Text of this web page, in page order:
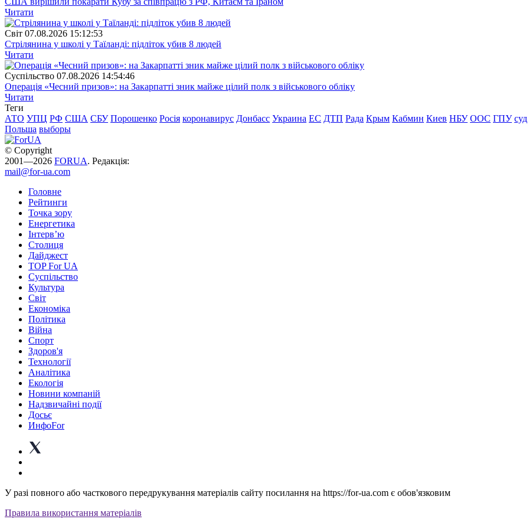
Читати
Свiт 07.08.2026 15:12:53
Стрілянина у школі у Таїланді: підліток убив 8 людей
Читати
Суспiльство 07.08.2026 14:54:46
Операція «Чесний призов»: на Закарпатті зник майже цілий полк з військового обліку
Читати
Теги
АТО УПЦ РФ США СБУ Порошенко Росія коронавирус Донбасс Украина ЕС ДТП Рада Крым Кабмин Киев НБУ ООС ГПУ суд
Польша выборы
© Copyright
2001—2026 FORUA. Редакція:
mail@for-ua.com
Головне
Рейтинги
Точка зору
Енергетика
Інтерв’ю
Столиця
Дайджест
TOP For UA
Суспiльство
Культура
Світ
Економіка
Політика
Війна
Спорт
Здоров'я
Технології
Аналітика
Екологія
Новини компаній
Надзвичайні події
Досьє
ИнфоFor
У разі повного або часткового передрукування матеріалів сайту посилання на https://for-ua.com є обов'язковим
Правила використання матеріалів